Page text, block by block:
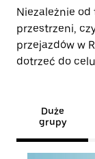
Niezależnie
przestrzeni,
przejazdów w
dotrzeć do
Duże
grupy